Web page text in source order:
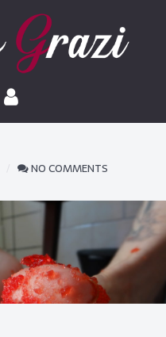
NO COMMENTS